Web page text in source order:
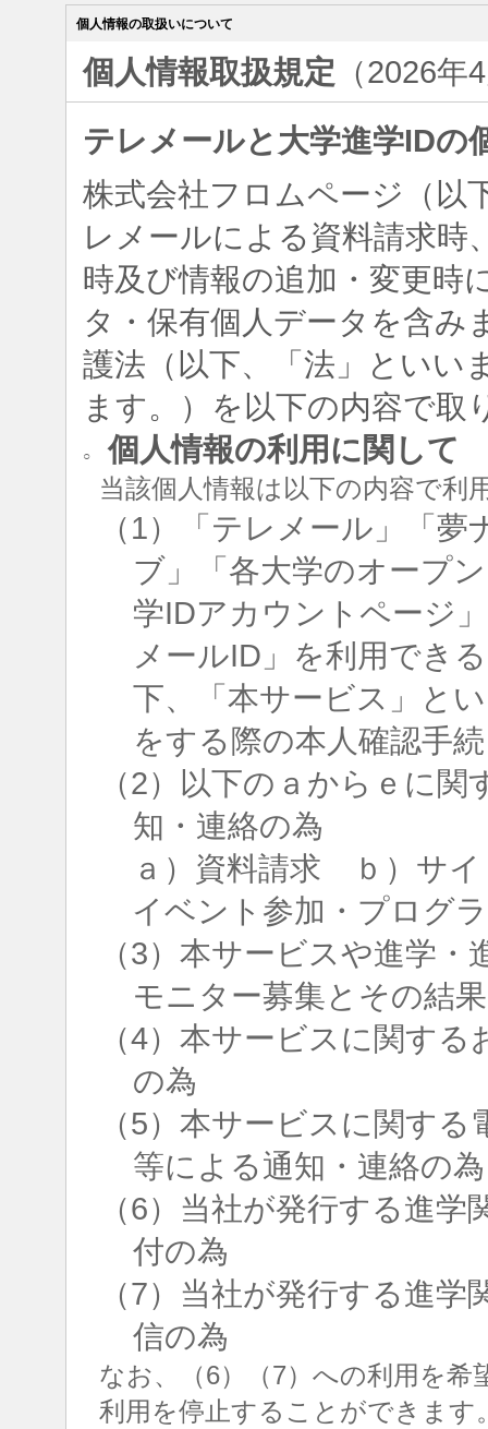
個人情報の取扱いについて
個人情報取扱規定 （2026
テレメールと大学進学IDの
株式会社フロムページ（以
レメールによる資料請求時
時及び情報の追加・変更時
タ・保有個人データを含み
護法（以下、「法」といい
ます。）を以下の内容で取
○ 個人情報の利用に関して
当該個人情報は以下の内容で利
（1）「テレメール」「
ブ」「各大学のオープ
学IDアカウントページ
メールID」を利用でき
下、「本サービス」と
をする際の本人確認手
（2）以下のａからｅに
知・連絡の為
ａ）資料請求 ｂ）サ
イベント参加・プログ
（3）本サービスや進学
モニター募集とその結
（4）本サービスに関す
の為
（5）本サービスに関す
等による通知・連絡の為
（6）当社が発行する進
付の為
（7）当社が発行する進
信の為
なお、（6）（7）への利用を
利用を停止することができます